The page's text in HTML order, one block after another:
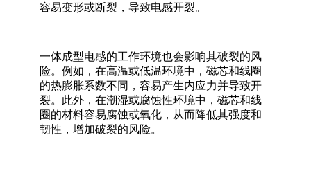
容易变形或断裂，导致电感开裂。
一体成型电感的工作环境也会影响其破裂的风
险。例如，在高温或低温环境中，磁芯和线圈
的热膨胀系数不同，容易产生内应力并导致开
裂。此外，在潮湿或腐蚀性环境中，磁芯和线
圈的材料容易腐蚀或氧化，从而降低其强度和
韧性，增加破裂的风险。